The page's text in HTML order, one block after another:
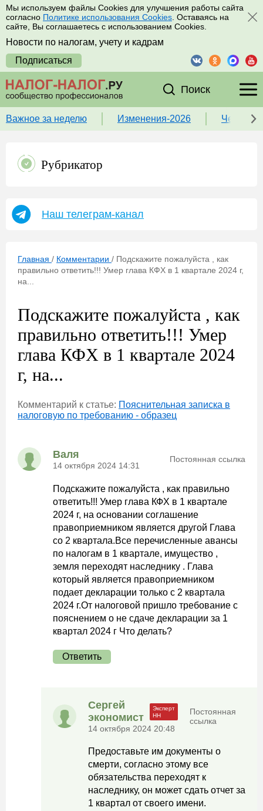
Мы используем файлы Cookies для улучшения работы сайта
согласно Политике использования Cookies . Оставаясь на
сайте, Вы соглашаетесь с использованием Cookies.
Новости по налогам, учету и кадрам
Подписаться
Поиск
Важное за неделю Изменения-2026 Чек-
Рубрикатор
Наш телеграм-канал
Главная / Комментарии / Подскажите пожалуйста , как
правильно ответить!!! Умер глава КФХ в 1 квартале 2024 г,
на...
Подскажите пожалуйста , как
правильно ответить!!! Умер
глава КФХ в 1 квартале 2024
г, на...
Комментарий к статье: Пояснительная записка в
налоговую по требованию - образец
Валя
14 октября 2024 14:31
Постоянная ссылка
Подскажите пожалуйста , как правильно
ответить!!! Умер глава КФХ в 1 квартале
2024 г, на основании соглашение
правоприемником является другой Глава
со 2 квартала.Все перечисленные авансы
по налогам в 1 квартале, имущество ,
земля переходят наследнику . Глава
который является правоприемником
подает декларации только с 2 квартала
2024 г.От налоговой пришло требование с
пояснением о не сдаче декларации за 1
квартал 2024 г Что делать?
Ответить
Сергей
экономист
14 октября 2024 20:48
Постоянная
ссылка
Предоставьте им документы о
смерти, согласно этому все
обязательства переходят к
наследнику, он может сдать отчет за
1 квартал от своего имени.